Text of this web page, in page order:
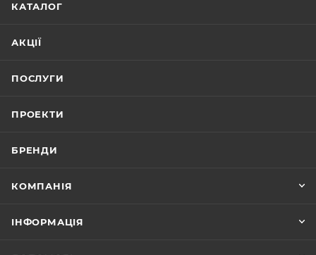
КАТАЛОГ
АКЦІЇ
ПОСЛУГИ
ПРОЕКТИ
БРЕНДИ
КОМПАНІЯ
ІНФОРМАЦІЯ